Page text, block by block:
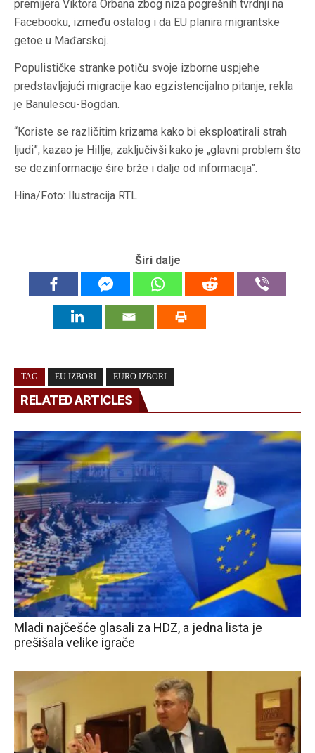
premijera Viktora Orbana zbog niza pogrešnih tvrdnji na
Facebooku, između ostalog i da EU planira migrantske
getoe u Mađarskoj.
Populističke stranke potiču svoje izborne uspjehe
predstavljajući migracije kao egzistencijalno pitanje, rekla
je Banulescu-Bogdan.
“Koriste se različitim krizama kako bi eksploatirali strah
ljudi”, kazao je Hillje, zaključivši kako je „glavni problem što
se dezinformacije šire brže i dalje od informacija”.
Hina/Foto: Ilustracija RTL
Širi dalje
TAG EU IZBORI EURO IZBORI
RELATED ARTICLES
Mladi najčešće glasali za HDZ, a jedna lista je
prešišala velike igrače